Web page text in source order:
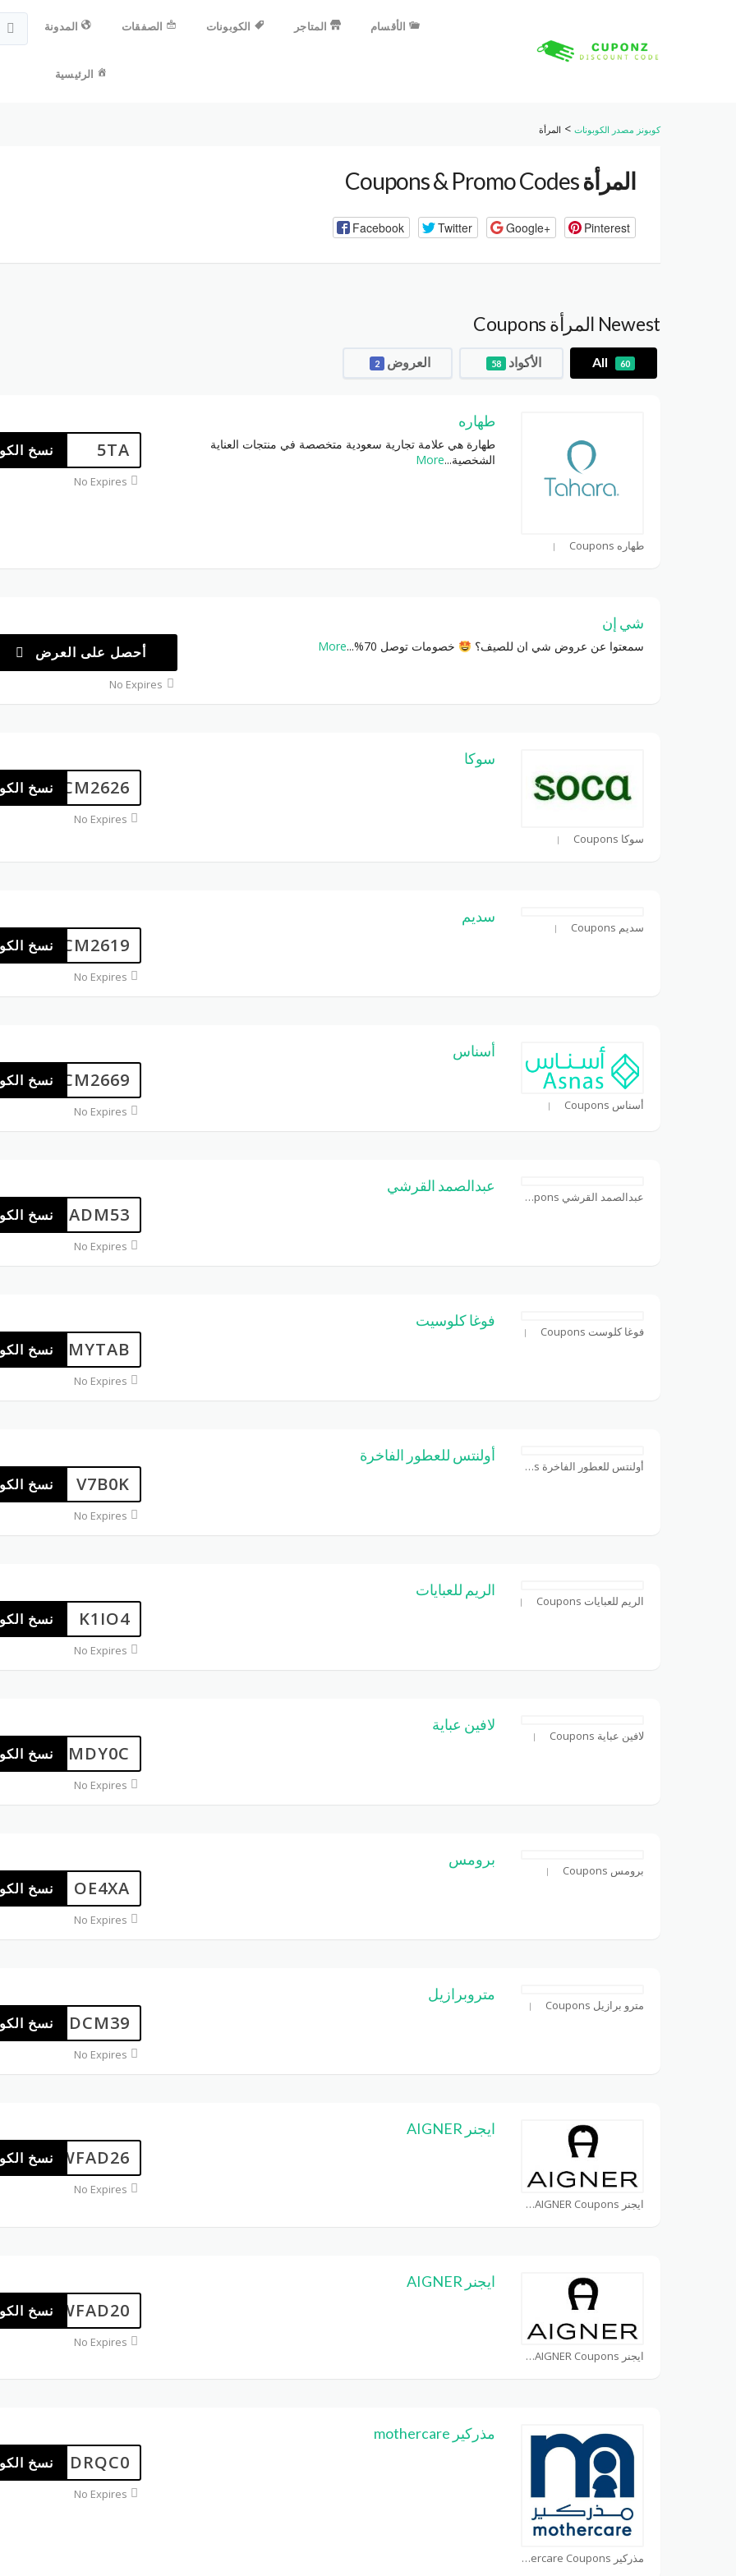
المدونة الصفقات الكوبونات المتاجر الأقسام
الرئيسية
كوبونز مصدر الكوبونات > المرأة
المرأة
Facebook Twitter Google+ Pinterest
Newest المرأة Coupons
All 60 الأكواد 58 العروض 2
طهاره Coupons
طهاره
طهارة هي علامة تجارية سعودية متخصصة في منتجات العناية
الشخصية...
More
5TA نسخ
No Expires
شي إن
سمعتوا عن عروض شي ان للصيف؟ خصومات توصل 70% ...
More أحصل على العرض
No Expires
سوكا Coupons
سوكا
CM2626 نسخ
No Expires
سديم Coupons
سديم
CM2619 نسخ
No Expires
أسناس Coupons
أسناس
CM2669 نسخ
No Expires
عبدالصمد القرشي Coupons
عبدالصمد القرشي
ADM53 نسخ
No Expires
فوغا كلوست Coupons
فوغا كلوسيت
MYTAB نسخ
No Expires
أولنتس للعطور الفاخرة Coupons
أولنتس للعطور الفاخرة
V7B0K نسخ
No Expires
الريم للعبايات Coupons
الريم للعبايات
K1IO4 نسخ
No Expires
لافين عباية Coupons
لافين عباية
MDY0C نسخ
No Expires
برومس Coupons
برومس
OE4XA نسخ
No Expires
مترو برازيل Coupons
متروبرازيل
DCM39 نسخ
No Expires
ايجنر AIGNER Coupons
ايجنر AIGNER
WFAD26 نسخ
No Expires
ايجنر AIGNER Coupons
ايجنر AIGNER
WFAD20 نسخ
No Expires
مذركير mothercare Coupons
مذركير mothercare
DRQC0 نسخ
No Expires